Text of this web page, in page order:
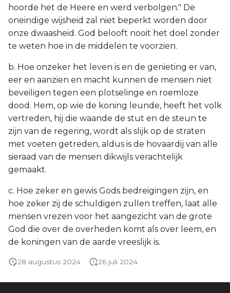
hoorde het de Heere en werd verbolgen." De
oneindige wijsheid zal niet beperkt worden door
onze dwaasheid. God belooft nooit het doel zonder
te weten hoe in de middelen te voorzien.
b. Hoe onzeker het leven is en de genieting er van,
eer en aanzien en macht kunnen de mensen niet
beveiligen tegen een plotselinge en roemloze
dood. Hem, op wie de koning leunde, heeft het volk
vertreden, hij die waande de stut en de steun te
zijn van de regering, wordt als slijk op de straten
met voeten getreden, aldus is de hovaardij van alle
sieraad van de mensen dikwijls verachtelijk
gemaakt.
c. Hoe zeker en gewis Gods bedreigingen zijn, en
hoe zeker zij de schuldigen zullen treffen, laat alle
mensen vrezen voor het aangezicht van de grote
God die over de overheden komt als over leem, en
de koningen van de aarde vreeslijk is.
28 augustus 2024 26 juli 2024